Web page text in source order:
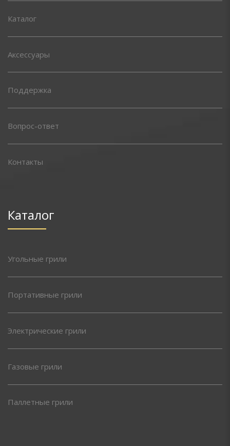
Каталог
Аксессуары
Поддержка
Вопрос-ответ
Контакты
Каталог
Угольные грили
Портативные грили
Электрические грили
Газовые грили
Паллетные грили